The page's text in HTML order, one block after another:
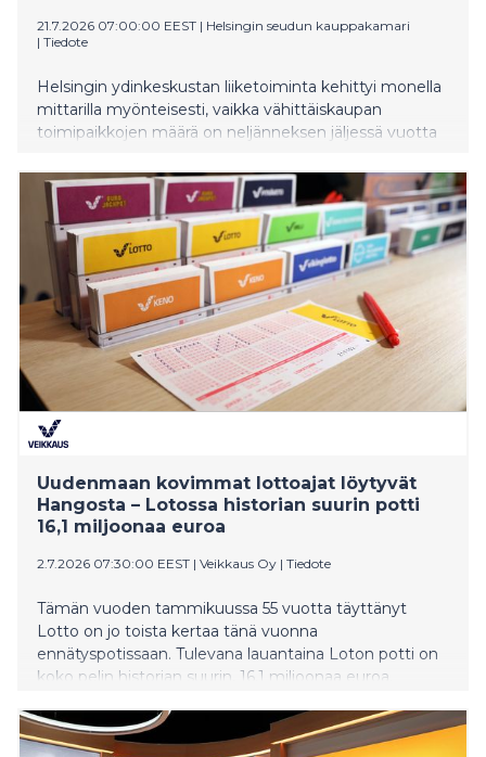
21.7.2026 07:00:00 EEST | Helsingin seudun kauppakamari
| Tiedote
Helsingin ydinkeskustan liiketoiminta kehittyi monella
mittarilla myönteisesti, vaikka vähittäiskaupan
toimipaikkojen määrä on neljänneksen jäljessä vuotta
selvityksestä. Tekstiili-, vaate- ja jalkinekaupan
liikevaihdon kasvu on jatkunut vahvana toista vuotta
peräkkäin. Myös ravintola- ja majoitusalan yritykset
ovat kasvu-uralla: ravintoloiden liikevaihto
ydinkeskustassa on kasvanut vuonna 2025 lähes
kymmenen prosenttia verrattuna edelliseen vuoteen.
Hotellien liikevaihto ylittää vuoden 2019 tason.
Uudenmaan kovimmat lottoajat löytyvät
Hangosta – Lotossa historian suurin potti
16,1 miljoonaa euroa
2.7.2026 07:30:00 EEST | Veikkaus Oy | Tiedote
Tämän vuoden tammikuussa 55 vuotta täyttänyt
Lotto on jo toista kertaa tänä vuonna
ennätyspotissaan. Tulevana lauantaina Loton potti on
koko pelin historian suurin, 16,1 miljoonaa euroa.
Uudenmaan innokkaimmat lottoajat.